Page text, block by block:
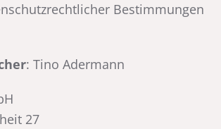
Bestimmungen
: Tino Adermann
27